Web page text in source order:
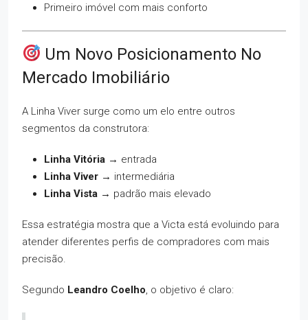
Primeiro imóvel com mais conforto
Um Novo Posicionamento No
Mercado Imobiliário
A Linha Viver surge como um elo entre outros
segmentos da construtora:
Linha Vitória → entrada
Linha Viver → intermediária
Linha Vista → padrão mais elevado
Essa estratégia mostra que a Victa está evoluindo para
atender diferentes perfis de compradores com mais
precisão.
Segundo Leandro Coelho, o objetivo é claro: